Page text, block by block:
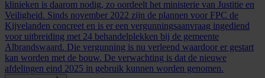
klinieken is daarom nodig, zo oordeelt het ministerie van Justitie en
Veiligheid. Sinds november 2022 zijn de plannen voor FPC de
Kijvelanden concreet en is er een vergunningsaanvraag ingediend
voor uitbreiding met 24 behandelplekken bij de gemeente
Albrandswaard. Die vergunning is nu verleend waardoor er gestart
kan worden met de bouw. De verwachting is dat de nieuwe
afdelingen eind 2025 in gebruik kunnen worden genomen.